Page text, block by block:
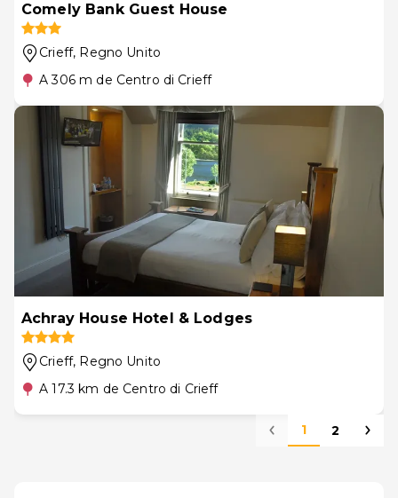
Comely Bank Guest House
Crieff, Regno Unito
A 306 m de Centro di Crieff
Achray House Hotel & Lodges
Crieff, Regno Unito
A 17.3 km de Centro di Crieff
1 2